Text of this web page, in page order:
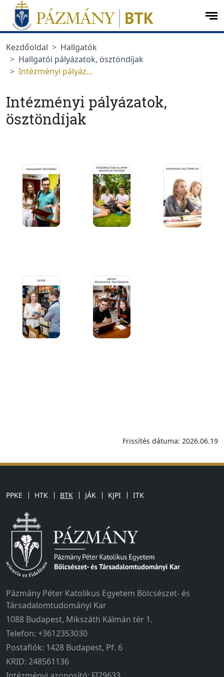
Ugrás a menüre
Ugrás a tartalomra
Kezdőoldal
Hallgatók
Hallgatói pályázatok, ösztöndíjak
Intézményi pályáz...
Intézményi pályázatok,
ösztöndíjak
Frissítés dátuma: 2026.06.19
PPKE HTK BTK JÁK KJPI ITK
Pázmány Péter Katolikus Egyetem Bölcsészet- és
Társadalomtudományi Kar
1088 Budapest, Mikszáth Kálmán tér 1.
Telefon: +3612353030
Postafiók: 1428 Budapest, Pf. 6
KRID: 248561136